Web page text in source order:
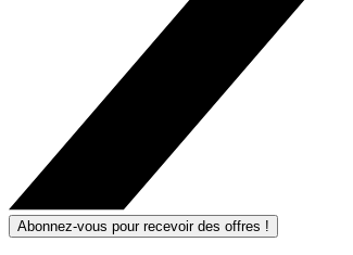
Abonnez-vous pour recevoir des offres !